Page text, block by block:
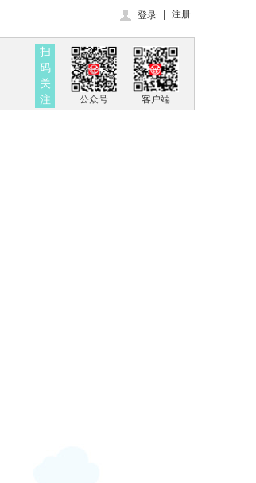
登录 注册
扫
码
关
注
公众号 客户端